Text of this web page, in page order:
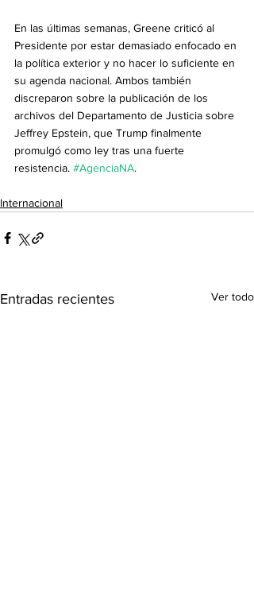
En las últimas semanas, Greene criticó al
Presidente por estar demasiado enfocado en
la política exterior y no hacer lo suficiente en
su agenda nacional. Ambos también
discreparon sobre la publicación de los
archivos del Departamento de Justicia sobre
Jeffrey Epstein, que Trump finalmente
promulgó como ley tras una fuerte
resistencia. #AgenciaNA.
Internacional
Entradas recientes Ver todo